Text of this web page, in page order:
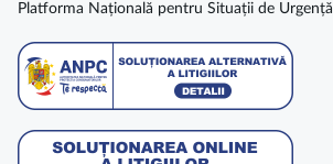
Platforma Națională pentru Situații de Urgență